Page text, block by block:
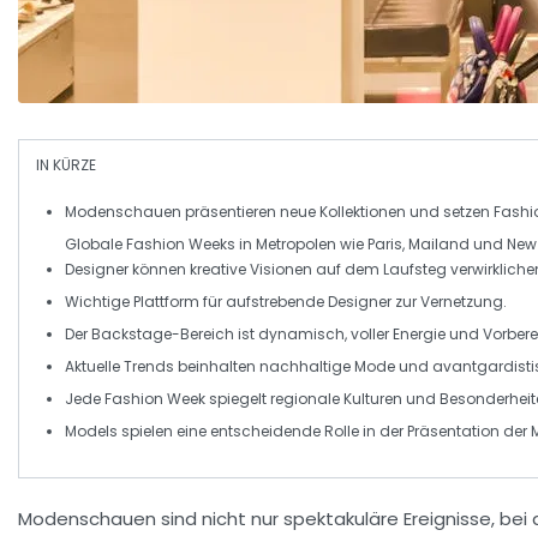
IN KÜRZE
Modenschauen präsentieren neue Kollektionen und setzen
GlobaleFashion Weeks in Metropolen wieParis,Mailand und
Designerkönnen kreative Visionen auf dem Laufsteg
Wichtige Plattform für aufstrebende Designer zur Vernetzung.
DerBackstage-Bereich ist dynamisch, voller Energie und
AktuelleTrends beinhalten nachhaltige Modeund
JedeFashion Week spiegelt regionaleKulturen und
Models spielen eine entscheidende Rolle in der Präsentation der
Modenschauen sind nicht nur spektakuläre Ereignisse,